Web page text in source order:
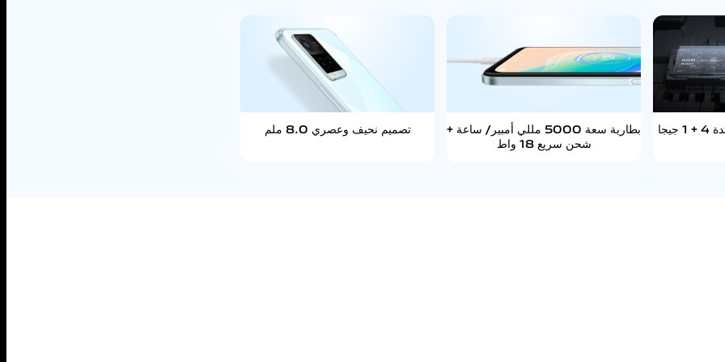
تصميم نحيف وعصري 8.0 ملم
بطارية سعة 5000 مللي أمبير/ ساعة +
شحن سريع 18 واط
ذاكرة وصول عشوائي ممتدة 4 + 1 جيجا